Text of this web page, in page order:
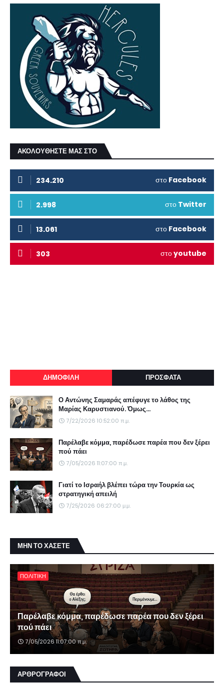
ΑΚΟΛΟΥΘΗΣΤΕ ΜΑΣ ΣΤΟ
234.210 στο Facebook
2.998 στο Twitter
13.061 στο Facebook
303 στοyoutube
ΔΗΜΟΦΙΛΗ ΠΡΟΣΦΑΤΑ
Ο Αντώνης Σαμαράς απέφυγε το λάθος της
Μαρίας Καρυστιανού. Όμως...
7/22/2026 10:52:00 π.μ.
Παρέλαβε κόμμα, παρέδωσε παρέα που δεν ξέρει
πού πάει
7/05/2026 11:07:00 π.μ.
Γιατί το Ισραήλ βλέπει τώρα την Τουρκία ως
στρατηγική απειλή
7/25/2026 06:27:00 μ.μ.
ΜΗΝ ΤΟ ΧΑΣΕΤΕ
ΠΟΛΙΤΙΚΗ
Παρέλαβε κόμμα, παρέδωσε παρέα που δεν ξέρει
πού πάει
7/05/2026 11:07:00 π.μ.
ΑΡΘΡΟΓΡΑΦΟΙ